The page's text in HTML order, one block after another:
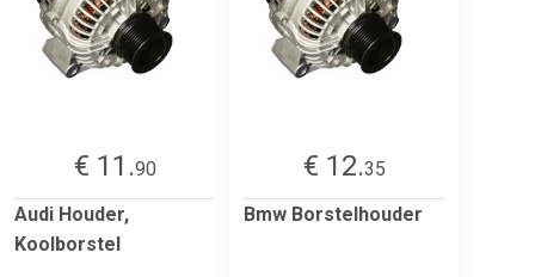
€ 11.90
Audi Houder,
Koolborstel
€ 12.35
Bmw Borstelhouder